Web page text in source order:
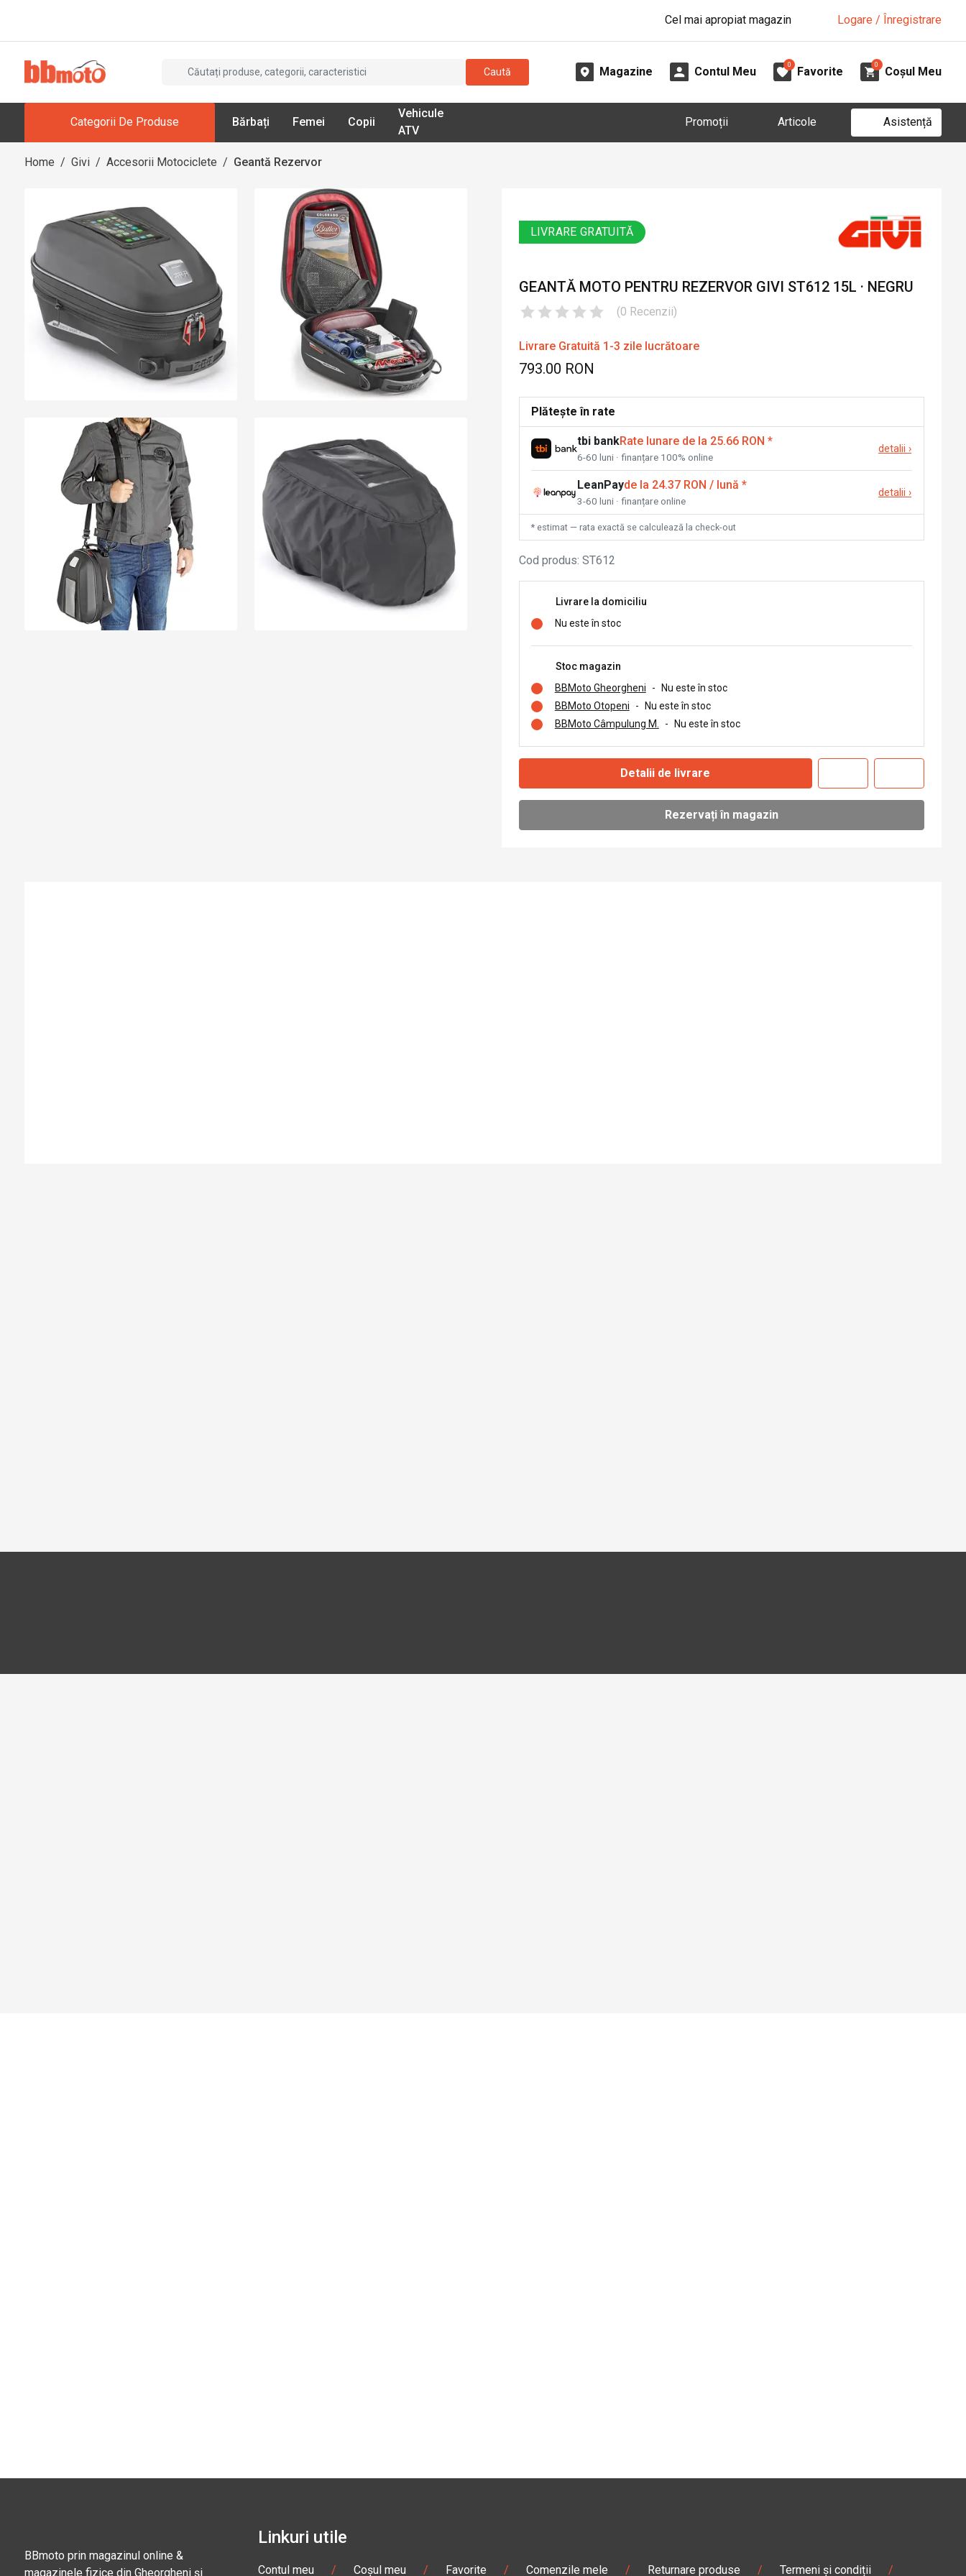
Cel mai apropiat magazin Logare / Înregistrare
Caută Magazine Contul Meu
0
Favorite
0
Coșul Meu
Categorii De Produse Bărbați Femei Copii
Vehicule
ATV
Promoții Articole Asistență
Home / Givi / Accesorii Motociclete / Geantă Rezervor
LIVRARE GRATUITĂ
GEANTĂ MOTO PENTRU REZERVOR GIVI ST612 15L · NEGRU
(0 Recenzii)
Livrare Gratuită 1-3 zile lucrătoare
793.00 RON
Plătește în rate
tbi bankRate lunare de la 25.66 RON *
6-60 luni · finanțare 100% online
detalii ›
LeanPayde la 24.37 RON / lună *
3-60 luni · finanțare online
detalii ›
* estimat — rata exactă se calculează la check-out
Cod produs: ST612
Livrare la domiciliu
Nu este în stoc
Stoc magazin
BBMoto Gheorgheni
-
Nu este în stoc
BBMoto Otopeni
-
Nu este în stoc
BBMoto Câmpulung M.
- Nu este în stoc
Detalii de livrare
Rezervați în magazin
BBmoto prin magazinul online &
magazinele fizice din Gheorgheni și
Linkuri utile
Contul meu / Coșul meu / Favorite / Comenzile mele / Returnare produse / Termeni și condiții /